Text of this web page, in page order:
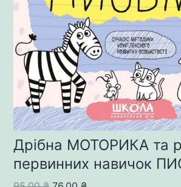
Дрібна МОТОРИКА та
первинних навичок